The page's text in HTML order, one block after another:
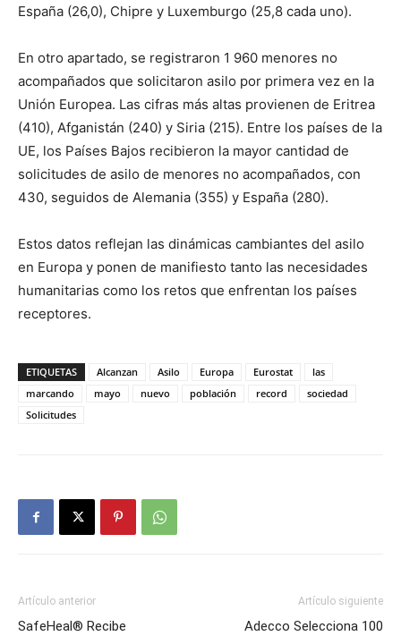
España (26,0), Chipre y Luxemburgo (25,8 cada uno).
En otro apartado, se registraron 1 960 menores no
acompañados que solicitaron asilo por primera vez en la
Unión Europea. Las cifras más altas provienen de Eritrea
(410), Afganistán (240) y Siria (215). Entre los países de la
UE, los Países Bajos recibieron la mayor cantidad de
solicitudes de asilo de menores no acompañados, con
430, seguidos de Alemania (355) y España (280).
Estos datos reflejan las dinámicas cambiantes del asilo
en Europa y ponen de manifiesto tanto las necesidades
humanitarias como los retos que enfrentan los países
receptores.
ETIQUETAS Alcanzan Asilo Europa Eurostat
las
marcando
mayo nuevo población record
sociedad
Solicitudes
Artículo anterior
SafeHeal® Recibe
Artículo siguiente
Adecco Selecciona 100